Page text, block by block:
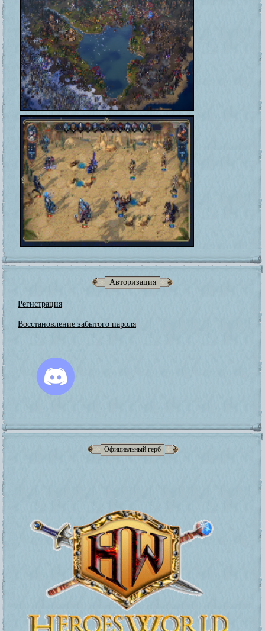
Авторизация
Регистрация
Восстановление забытого пароля
Официальный герб